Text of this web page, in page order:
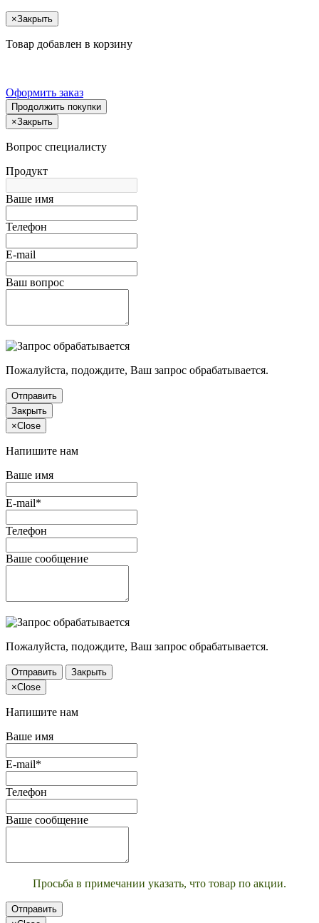
×Закрыть
Товар добавлен в корзину
Оформить заказ
Продолжить покупки
×Закрыть
Вопрос специалисту
Продукт
Ваше имя
Телефон
E-mail
Ваш вопрос
Пожалуйста, подождите, Ваш запрос обрабатывается.
Отправить
Закрыть
×Close
Напишите нам
Ваше имя
E-mail*
Телефон
Ваше сообщение
Пожалуйста, подождите, Ваш запрос обрабатывается.
Отправить
Закрыть
×Close
Напишите нам
Ваше имя
E-mail*
Телефон
Ваше сообщение
Просьба в примечании указать, что товар по акции.
Отправить